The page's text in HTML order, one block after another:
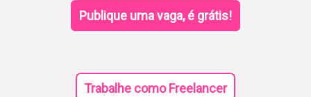
Publique uma vaga, é grátis!
Trabalhe como Freelancer